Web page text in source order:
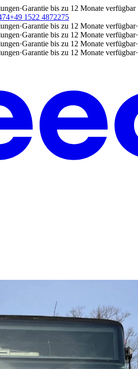
·Garantie bis zu 12 Monate verfügbar
+49 1522 4872275
·Garantie bis zu 12 Monate verfügbar·
·Garantie bis zu 12 Monate verfügbar·
·Garantie bis zu 12 Monate verfügbar·
·Garantie bis zu 12 Monate verfügbar·